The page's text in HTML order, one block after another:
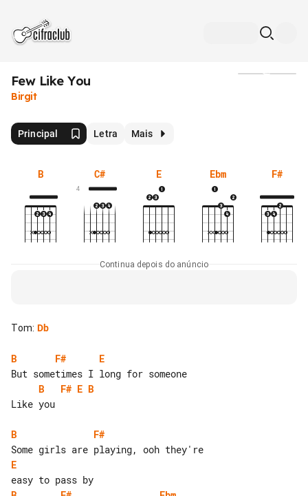
Few Like You
Birgit
Principal Letra Mais
B C#
4
E Ebm F#
Continua depois do anúncio
Tom: Db
B F#
E
B
F# E B
Like you
B
F#
E